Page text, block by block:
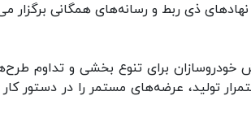
نهادهای ذی ربط و رسانه‌های همگانی
خودروسازان برای تنوع بخشی و تداوم
تولید، عرضه‌های مستمر را در